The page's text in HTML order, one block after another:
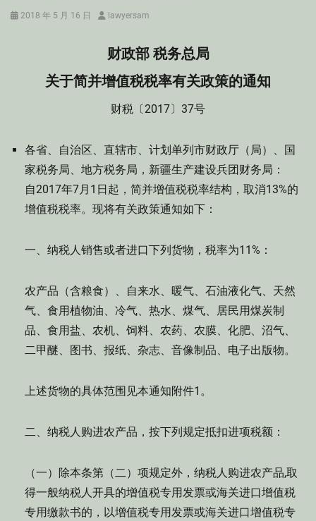
Posted
2018 年 5 月 16 日 Authorlawyersam
财政部 税务总局
关于简并增值税税率有关政策的通知
财税〔2017〕37号
各省、自治区、直辖市、计划单列市财政厅（局）、国
家税务局、地方税务局，新疆生产建设兵团财务局：
自2017年7月1日起，简并增值税税率结构，取消13%的
增值税税率。现将有关政策通知如下：
一、纳税人销售或者进口下列货物，税率为11%：
农产品（含粮食）、自来水、暖气、石油液化气、天然
气、食用植物油、冷气、热水、煤气、居民用煤炭制
品、食用盐、农机、饲料、农药、农膜、化肥、沼气、
二甲醚、图书、报纸、杂志、音像制品、电子出版物。
上述货物的具体范围见本通知附件1。
二、纳税人购进农产品，按下列规定抵扣进项税额：
（一）除本条第（二）项规定外，纳税人购进农产品,取
得一般纳税人开具的增值税专用发票或海关进口增值税
专用缴款书的，以增值税专用发票或海关进口增值税专